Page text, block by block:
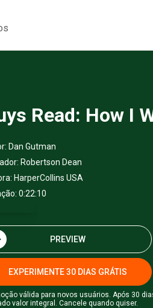
Read: How I
Dan Gutman
Robertson Dean
HarperCollins USA
0:22:10
PREVIEW
EXPERIMENTE 30 DIAS GRÁTIS
válida para novos usuários. Após 30
valor integral. Cancele quando quiser.